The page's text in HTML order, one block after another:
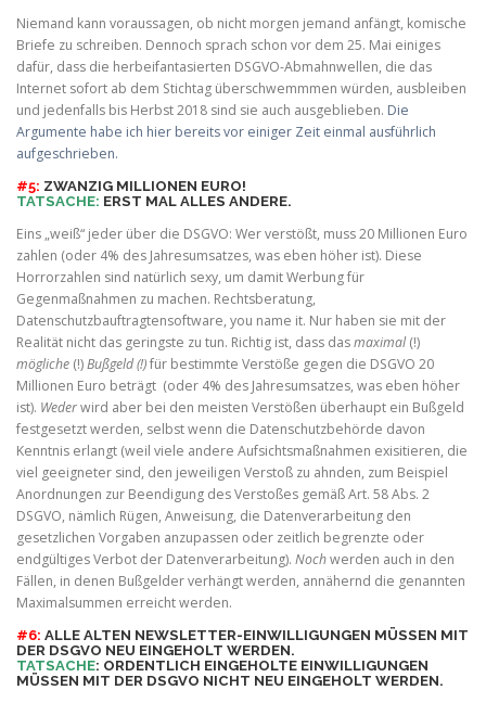
Niemand kann voraussagen, ob nicht morgen jemand anfängt, komische
Briefe zu schreiben. Dennoch sprach schon vor dem 25. Mai einiges
dafür, dass die herbeifantasierten DSGVO-Abmahnwellen, die das
Internet sofort ab dem Stichtag überschwemmmen würden, ausbleiben
und jedenfalls bis Herbst 2018 sind sie auch ausgeblieben. Die
Argumente habe ich hier bereits vor einiger Zeit einmal ausführlich
aufgeschrieben.
#5: ZWANZIG MILLIONEN EURO!
TATSACHE: ERST MAL ALLES ANDERE.
Eins „weiß“ jeder über die DSGVO: Wer verstößt, muss 20 Millionen Euro
zahlen (oder 4% des Jahresumsatzes, was eben höher ist). Diese
Horrorzahlen sind natürlich sexy, um damit Werbung für
Gegenmaßnahmen zu machen. Rechtsberatung,
Datenschutzbauftragtensoftware, you name it. Nur haben sie mit der
Realität nicht das geringste zu tun. Richtig ist, dass dasmaximal(!)
mögliche (!)Bußgeld (!)für bestimmte Verstöße gegen die DSGVO 20
Millionen Euro beträgt (oder 4% des Jahresumsatzes, was eben höher
ist). Wederwird aber bei den meisten Verstößen überhaupt ein Bußgeld
festgesetzt werden, selbst wenn die Datenschutzbehörde davon
Kenntnis erlangt (weil viele andere Aufsichtsmaßnahmen exisitieren, die
viel geeigneter sind, den jeweiligen Verstoß zu ahnden, zum Beispiel
Anordnungen zur Beendigung des Verstoßes gemäß Art. 58 Abs. 2
DSGVO, nämlich Rügen, Anweisung, die Datenverarbeitung den
gesetzlichen Vorgaben anzupassen oder zeitlich begrenzte oder
endgültiges Verbot der Datenverarbeitung). Nochwerden auch in den
Fällen, in denen Bußgelder verhängt werden, annähernd die genannten
Maximalsummen erreicht werden.
#6: ALLE ALTEN NEWSLETTER-EINWILLIGUNGEN MÜSSEN MIT
DER DSGVO NEU EINGEHOLT WERDEN.
TATSACHE: ORDENTLICH EINGEHOLTE EINWILLIGUNGEN
MÜSSEN MIT DER DSGVO NICHT NEU EINGEHOLT WERDEN.